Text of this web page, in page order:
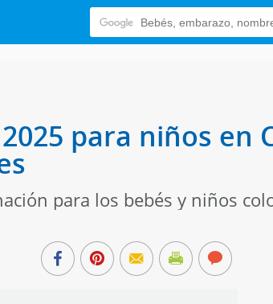
para niños en
para los bebés y niños